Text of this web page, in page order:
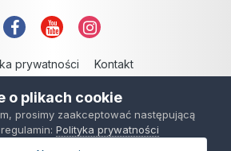
prywatności Kontakt
by Invision Community
o plikach cookie
prosimy zaakceptować następującą
Polityka prywatności